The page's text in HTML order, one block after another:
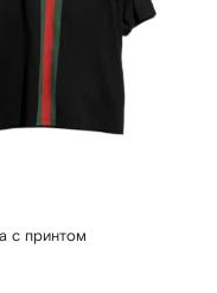
с принтом